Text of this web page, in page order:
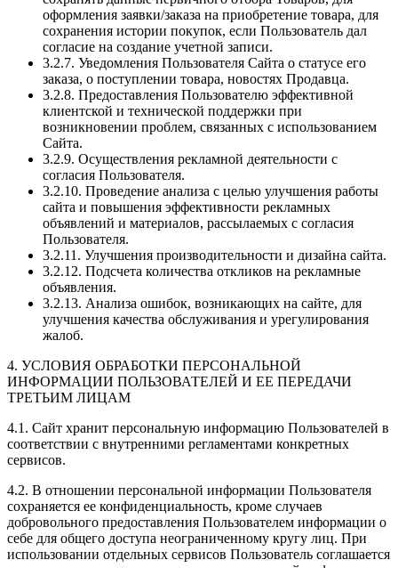
оформления заявки/заказа на приобретение товара, для
сохранения истории покупок, если Пользователь дал
согласие на создание учетной записи.
3.2.7. Уведомления Пользователя Сайта о статусе его
заказа, о поступлении товара, новостях Продавца.
3.2.8. Предоставления Пользователю эффективной
клиентской и технической поддержки при
возникновении проблем, связанных с использованием
Сайта.
3.2.9. Осуществления рекламной деятельности с
согласия Пользователя.
3.2.10. Проведение анализа с целью улучшения работы
сайта и повышения эффективности рекламных
объявлений и материалов, рассылаемых с согласия
Пользователя.
3.2.11. Улучшения производительности и дизайна сайта.
3.2.12. Подсчета количества откликов на рекламные
объявления.
3.2.13. Анализа ошибок, возникающих на сайте, для
улучшения качества обслуживания и урегулирования
жалоб.
4. УСЛОВИЯ ОБРАБОТКИ ПЕРСОНАЛЬНОЙ
ИНФОРМАЦИИ ПОЛЬЗОВАТЕЛЕЙ И ЕЕ ПЕРЕДАЧИ
ТРЕТЬИМ ЛИЦАМ
4.1. Сайт хранит персональную информацию Пользователей в
соответствии с внутренними регламентами конкретных
сервисов.
4.2. В отношении персональной информации Пользователя
сохраняется ее конфиденциальность, кроме случаев
добровольного предоставления Пользователем информации о
себе для общего доступа неограниченному кругу лиц. При
использовании отдельных сервисов Пользователь соглашается